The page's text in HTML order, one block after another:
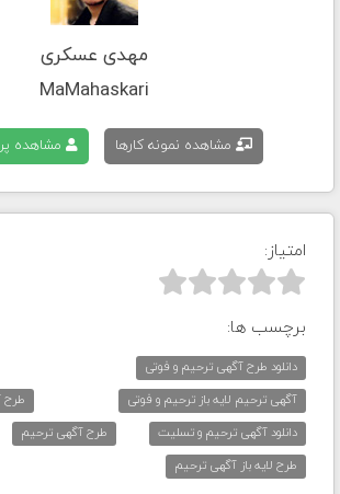
مهدی عسکری
MaMahaskari
مشاهده نمونه کارها مشاهده
امتیاز:



برچسب ها:
دانلود طرح آگهی ترحیم و فوتی
آگهی ترحیم لایه باز ترحیم و فوتی
طرح
دانلود آگهی ترحیم و تسلیت
طرح آگهی ترحیم
طرح لایه باز آگهی ترحیم